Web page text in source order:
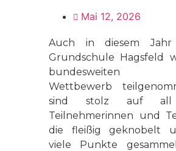
Mai 12, 2026
Auch in diesem
Grundschule Hagsfeld
bundesweiten
Wettbewerb
sind stolz auf all
Teilnehmerinnen und
die fleißig geknobelt
viele Punkte